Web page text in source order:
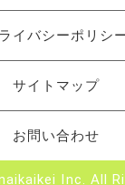
イバシーポリシ
サイトマップ
お問い合わせ
Inc. All